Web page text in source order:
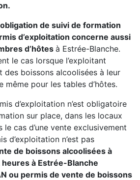
de suivi de formation
d’exploitation concerne aussi
d’hôtes à Estrée-Blanche.
le cas lorsque l’exploitant
des boissons alcoolisées à leur
même pour les tables d’hôtes.
d’exploitation n’est obligatoire
sur place, dans les locaux
le cas d’une vente exclusivement
d’exploitation n’est pas
de boissons alcoolisées à
à Estrée-Blanche
ou permis de vente de boissons